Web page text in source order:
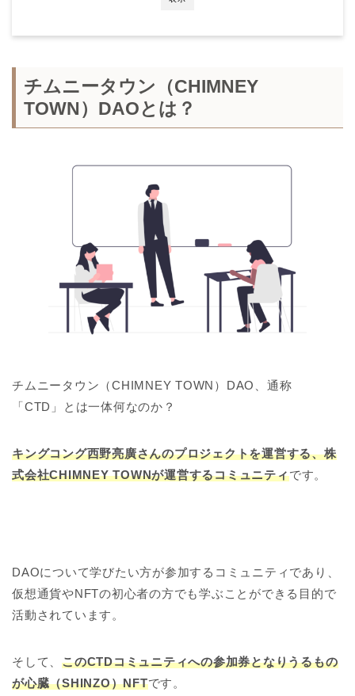
チムニータウン（CHIMNEY
TOWN）DAOとは？
チムニータウン（CHIMNEY TOWN）DAO、通称
「CTD」とは一体何なのか？
キングコング西野亮廣さんのプロジェクトを運営する、株
式会社CHIMNEY TOWNが運営するコミュニティです。
DAOについて学びたい方が参加するコミュニティであり、
仮想通貨やNFTの初心者の方でも学ぶことができる目的で
活動されています。
そして、このCTDコミュニティへの参加券となりうるもの
が心臓（SHINZO）NFTです。